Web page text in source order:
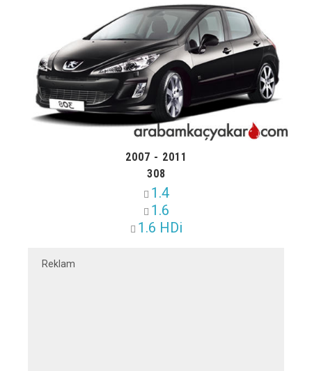
2007 - 2011
308
1.4
1.6
1.6 HDi
Reklam